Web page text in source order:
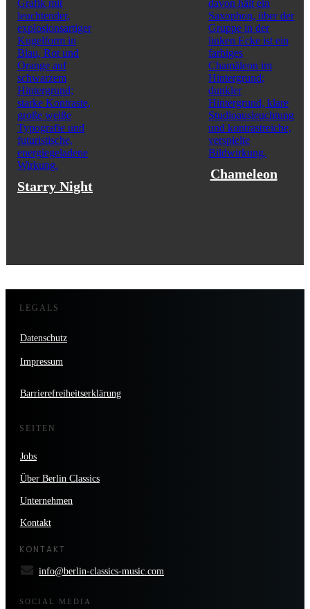
Starry Night
Chameleon
LEGALS
Datenschutz
Impressum
Barrierefreiheitserklärung
SEITEN
Jobs
Über Berlin Classics
Unternehmen
Kontakt
KONTAKT
info@berlin-classics-music.com
SOCIAL MEDIA